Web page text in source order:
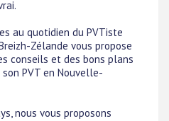
au quotidien du PVTiste
Zélande vous propose
conseils et des bons plans
PVT en Nouvelle-
nous vous proposons